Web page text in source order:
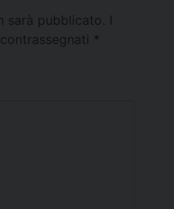
sarà pubblicato.
*